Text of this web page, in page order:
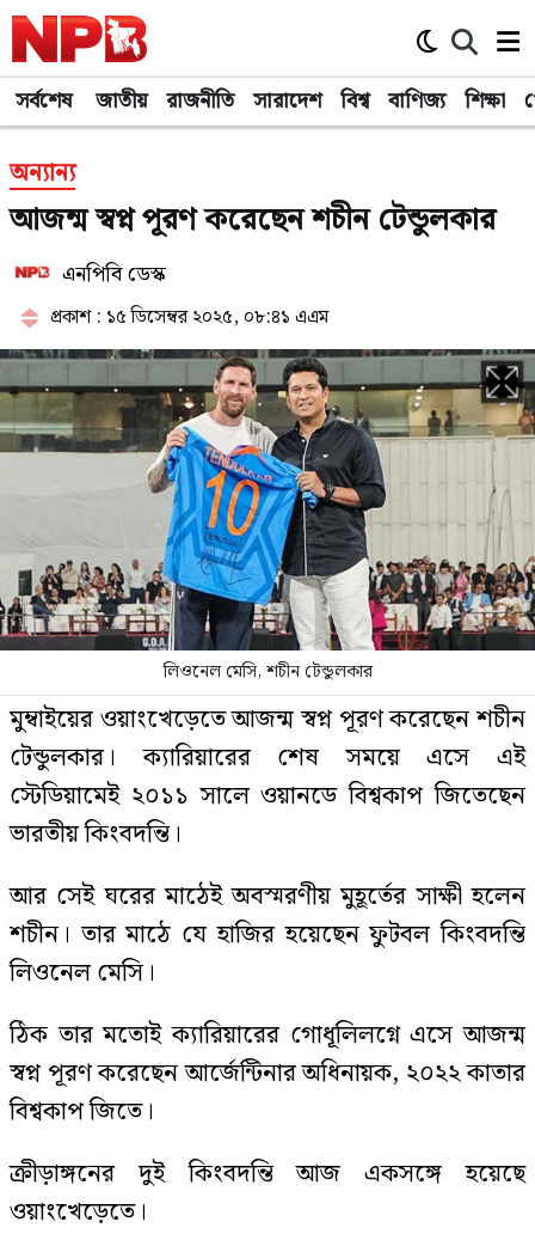
সর্বশেষ জাতীয় রাজনীতি সারাদেশ বিশ্ব বাণিজ্য শিক্ষা
অন্যান্য
আজন্ম স্বপ্ন পূরণ করেছেন শচীন টেন্ডুলকার
এনপিবি ডেস্ক
প্রকাশ : ১৫ ডিসেম্বর ২০২৫, ০৮:৪১ এএম
লিওনেল মেসি, শচীন টেন্ডুলকার
মুম্বাইয়ের ওয়াংখেড়েতে আজন্ম স্বপ্ন পূরণ করেছেন শচীন
টেন্ডুলকার। ক্যারিয়ারের শেষ সময়ে এসে এই
স্টেডিয়ামেই ২০১১ সালে ওয়ানডে বিশ্বকাপ জিতেছেন
ভারতীয় কিংবদন্তি।
আর সেই ঘরের মাঠেই অবস্মরণীয় মুহূর্তের সাক্ষী হলেন
শচীন। তার মাঠে যে হাজির হয়েছেন ফুটবল কিংবদন্তি
লিওনেল মেসি।
ঠিক তার মতোই ক্যারিয়ারের গোধূলিলগ্নে এসে আজন্ম
স্বপ্ন পূরণ করেছেন আর্জেন্টিনার অধিনায়ক, ২০২২ কাতার
বিশ্বকাপ জিতে।
ক্রীড়াঙ্গনের দুই কিংবদন্তি আজ একসঙ্গে হয়েছে
ওয়াংখেড়েতে।